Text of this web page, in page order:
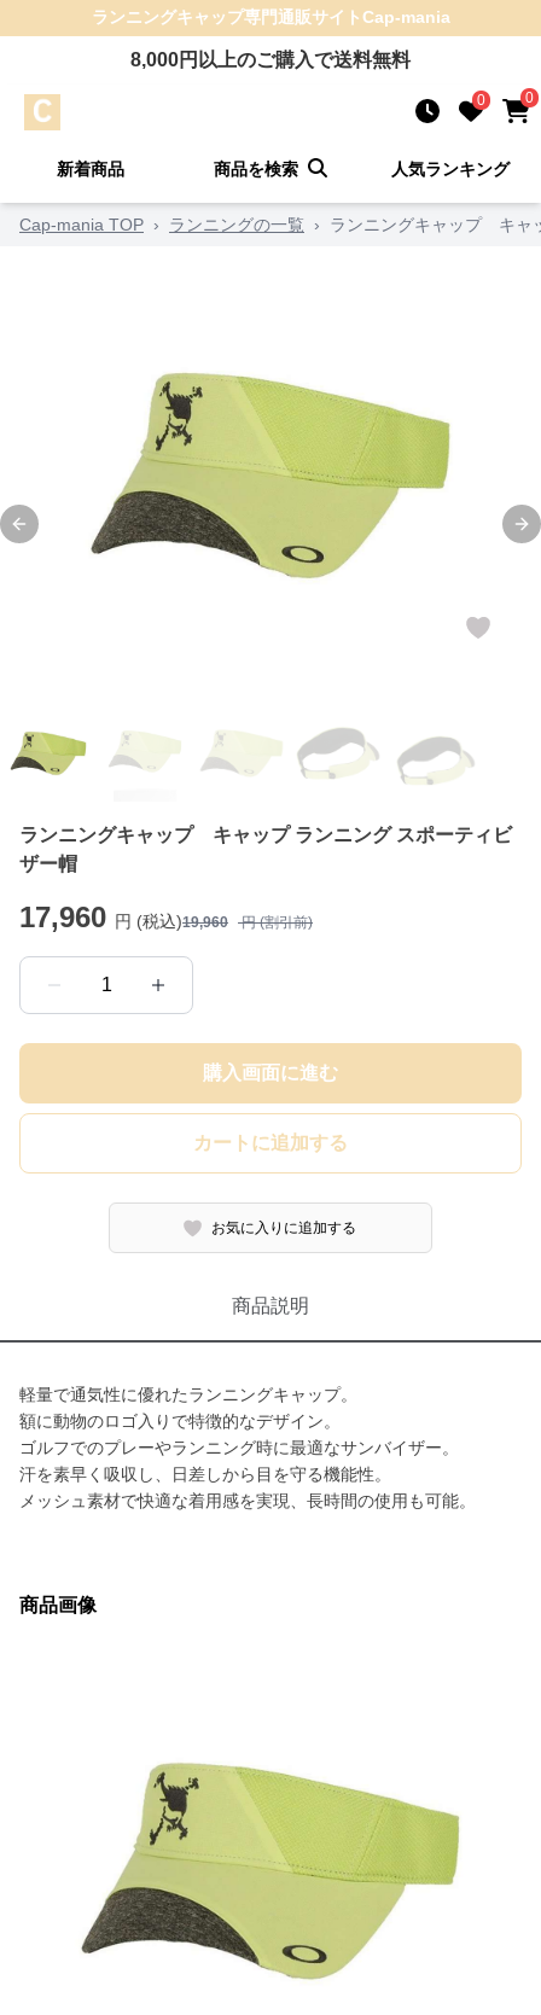
ランニングキャップ専門通販サイトCap-mania
8,000円以上のご購入で送料無料
0 0
新着商品 商品を検索 人気ランキング
Cap-mania TOP › ランニングの一覧 › ランニングキャップ キャ
Previous slide
ランニングキャップ キャップ ランニング スポーティビ
ザー帽
17,960 円 (税込)19,960 円 (割引前)
1
購入画面に進む
カートに追加する
お気に入りに追加する
商品説明
軽量で通気性に優れたランニングキャップ。
額に動物のロゴ入りで特徴的なデザイン。
ゴルフでのプレーやランニング時に最適なサンバイザー。
汗を素早く吸収し、日差しから目を守る機能性。
メッシュ素材で快適な着用感を実現、長時間の使用も可能。
商品画像